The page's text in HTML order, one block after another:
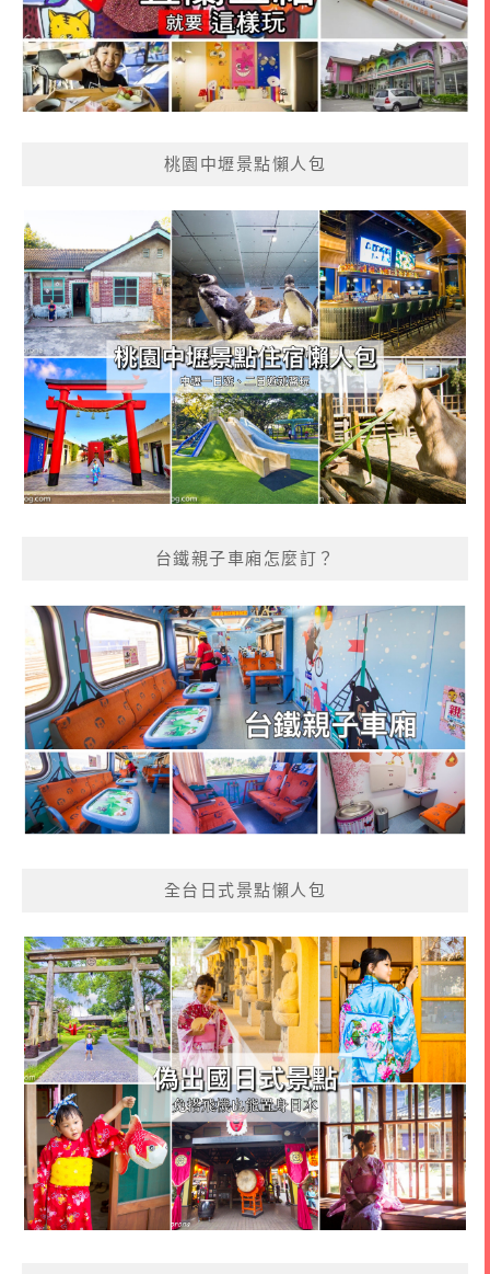
桃園中壢景點懶人包
台鐵親子車廂怎麼訂？
全台日式景點懶人包